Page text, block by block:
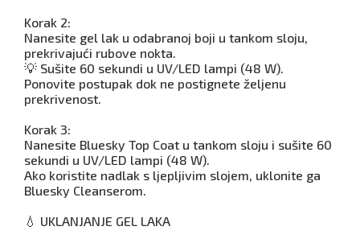
Korak 2:
Nanesite gel lak u odabranoj boji u tankom sloju,
prekrivajući rubove nokta.
💡 Sušite 60 sekundi u UV/LED lampi (48 W).
Ponovite postupak dok ne postignete željenu
prekrivenost.
Korak 3:
Nanesite Bluesky Top Coat u tankom sloju i sušite 60
sekundi u UV/LED lampi (48 W).
Ako koristite nadlak s ljepljivim slojem, uklonite ga
Bluesky Cleanserom.
💧 UKLANJANJE GEL LAKA